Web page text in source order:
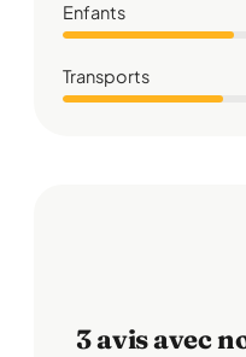
Enfants
Transports
3 avis avec